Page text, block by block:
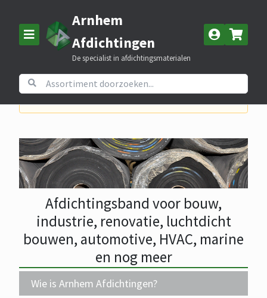
Arnhem
Afdichtingen
De specialist in afdichtingsmaterialen
Afdichtingsband voor bouw,
industrie, renovatie, luchtdicht
bouwen, automotive, HVAC, marine
en nog meer
Wie is Arnhem Afdichtingen?